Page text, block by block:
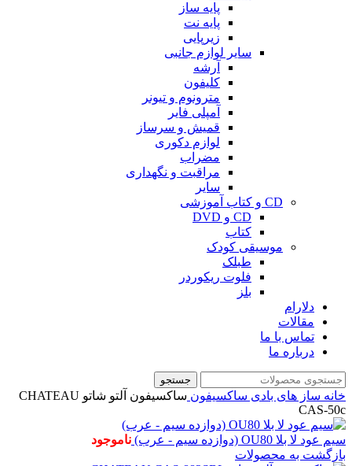
پایه ساز
پایه نت
زیرپایی
سایر لوازم جانبی
آرشه
کلیفون
مترونوم و تیونر
آمپلی فایر
قمیش و سرساز
لوازم دکوری
مضراب
مراقبت و نگهداری
سایر
CD و کتاب آموزشی
CD و DVD
کتاب
موسیقی کودک
طبلک
فلوت ریکوردر
بلز
دلارام
مقالات
تماس با ما
درباره ما
جستجو
خانه ساز های بادی ساکسیفون
ساکسیفون آلتو شاتو CHATEAU
CAS-50c
سیم عود لا بلا OU80 (دوازده سیم - عرب)
ناموجود
بازگشت به محصولات